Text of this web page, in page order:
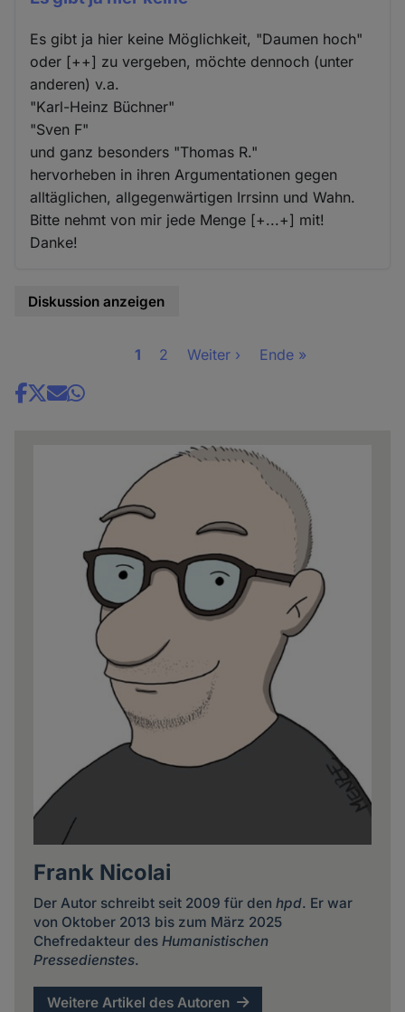
Es gibt ja hier keine Möglichkeit, "Daumen hoch"
oder [++] zu vergeben, möchte dennoch (unter
anderen) v.a.
"Karl-Heinz Büchner"
"Sven F"
und ganz besonders "Thomas R."
hervorheben in ihren Argumentationen gegen
alltäglichen, allgegenwärtigen Irrsinn und Wahn.
Bitte nehmt von mir jede Menge [+...+] mit!
Danke!
Diskussion anzeigen
Seite
1 Seite
2
Nächste
Weiter ›
Letzte
Ende »
Share
Frank Nicolai
Der Autor schreibt seit 2009 für den hpd. Er war
von Oktober 2013 bis zum März 2025
Chefredakteur des Humanistischen
Pressedienstes.
Weitere Artikel des Autoren